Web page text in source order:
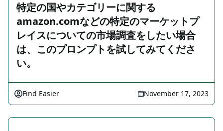
特定の国やカテゴリーに関する
amazon.comなどの特定のマーケットプ
レイスについての市場調査をしたい場合
は、このプロンプトを試してみてくださ
い。
Find Easier November 17, 2023